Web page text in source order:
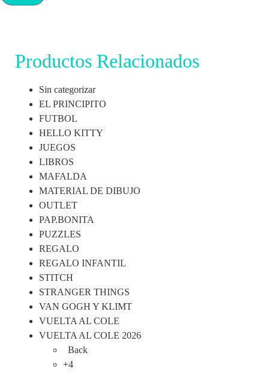
Productos Relacionados
Sin categorizar
EL PRINCIPITO
FUTBOL
HELLO KITTY
JUEGOS
LIBROS
MAFALDA
MATERIAL DE DIBUJO
OUTLET
PAP.BONITA
PUZZLES
REGALO
REGALO INFANTIL
STITCH
STRANGER THINGS
VAN GOGH Y KLIMT
VUELTA AL COLE
VUELTA AL COLE 2026
Back
+4